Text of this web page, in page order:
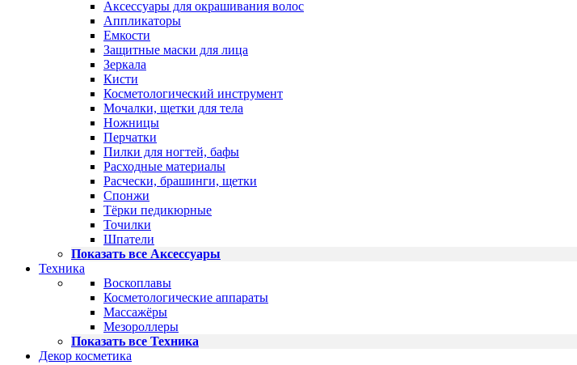
Аксессуары для окрашивания волос
Аппликаторы
Емкости
Защитные маски для лица
Зеркала
Кисти
Косметологический инструмент
Мочалки, щетки для тела
Ножницы
Перчатки
Пилки для ногтей, бафы
Расходные материалы
Расчески, брашинги, щетки
Спонжи
Тёрки педикюрные
Точилки
Шпатели
Показать все Аксессуары
Техника
Воскоплавы
Косметологические аппараты
Массажёры
Мезороллеры
Показать все Техника
Декор косметика